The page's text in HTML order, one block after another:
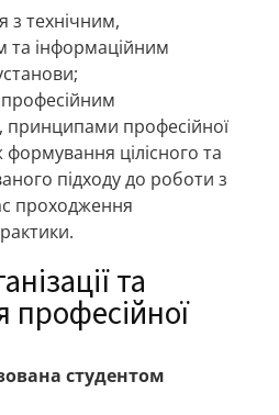
з технічним,
та інформаційним
професійної
цілісного та
підходу до роботи з
проходження
та
професійної
студентом